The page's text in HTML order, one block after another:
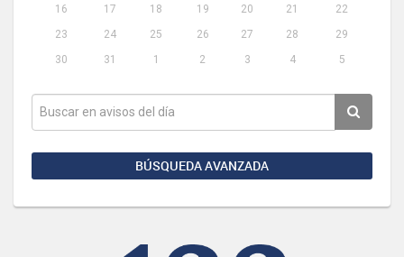
16
17 18 19 20 21
22
23
24 25 26 27 28
29
30
31 1 2 3 4 5
BÚSQUEDA AVANZADA